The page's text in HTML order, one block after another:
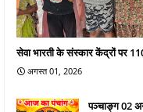
सेवा भारती के संस्कार केंद्रों पर 110
अगस्त 01, 2026
पञ्चाङ्ग 02